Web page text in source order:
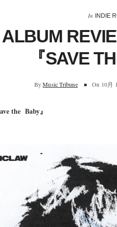
In INDIE
ALBUM
『SAVE
By Music Tribune On 10月
the Baby』